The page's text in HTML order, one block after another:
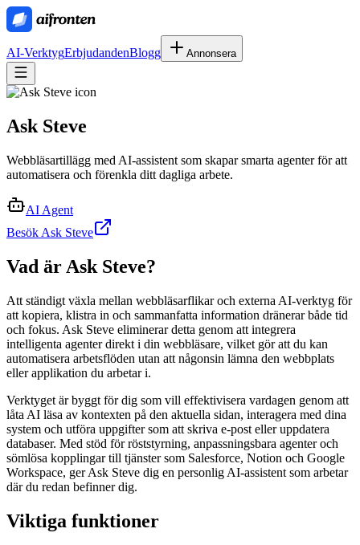
AI-VerktygErbjudandenBlogg Annonsera
Ask Steve
Webbläsartillägg med AI-assistent som skapar smarta agenter för att
automatisera och förenkla ditt dagliga arbete.
AI Agent
Besök Ask Steve
Vad är Ask Steve?
Att ständigt växla mellan webbläsarflikar och externa AI-verktyg för
att kopiera, klistra in och sammanfatta information dränerar både tid
och fokus. Ask Steve eliminerar detta genom att integrera
intelligenta agenter direkt i din webbläsare, vilket gör att du kan
automatisera arbetsflöden utan att någonsin lämna den webbplats
eller applikation du arbetar i.
Verktyget är byggt för dig som vill effektivisera vardagen genom att
låta AI läsa av kontexten på den aktuella sidan, interagera med dina
system och utföra uppgifter som att skriva e-post eller uppdatera
databaser. Med stöd för röststyrning, anpassningsbara agenter och
sömlösa kopplingar till tjänster som Salesforce, Notion och Google
Workspace, ger Ask Steve dig en personlig AI-assistent som arbetar
där du redan befinner dig.
Viktiga funktioner